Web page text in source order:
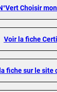
Choisir
Voir la fiche
fiche sur le site